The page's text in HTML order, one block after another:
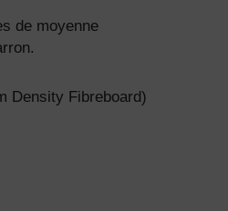
de moyenne
Density Fibreboard)